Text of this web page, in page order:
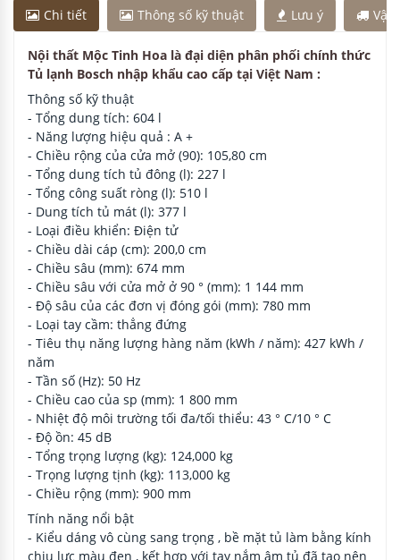
Chi tiết Thông số kỹ thuật Lưu ý Vận
Nội thất Mộc Tinh Hoa là đại diện phân phối chính thức
Tủ lạnh Bosch nhập khẩu cao cấp tại Việt Nam :
Thông số kỹ thuật
- Tổng dung tích: 604 l
- Năng lượng hiệu quả : A +
- Chiều rộng của cửa mở (90): 105,80 cm
- Tổng dung tích tủ đông (l): 227 l
- Tổng công suất ròng (l): 510 l
- Dung tích tủ mát (l): 377 l
- Loại điều khiển: Điện tử
- Chiều dài cáp (cm): 200,0 cm
- Chiều sâu (mm): 674 mm
- Chiều sâu với cửa mở ở 90 ° (mm): 1 144 mm
- Độ sâu của các đơn vị đóng gói (mm): 780 mm
- Loại tay cầm: thẳng đứng
- Tiêu thụ năng lượng hàng năm (kWh / năm): 427 kWh /
năm
- Tần số (Hz): 50 Hz
- Chiều cao của sp (mm): 1 800 mm
- Nhiệt độ môi trường tối đa/tối thiểu: 43 ° C/10 ° C
- Độ ồn: 45 dB
- Tổng trọng lượng (kg): 124,000 kg
- Trọng lượng tịnh (kg): 113,000 kg
- Chiều rộng (mm): 900 mm
Tính năng nổi bật
- Kiểu dáng vô cùng sang trọng , bề mặt tủ làm bằng kính
chịu lực màu đen , kết hợp với tay nắm âm tủ đã tạo nên